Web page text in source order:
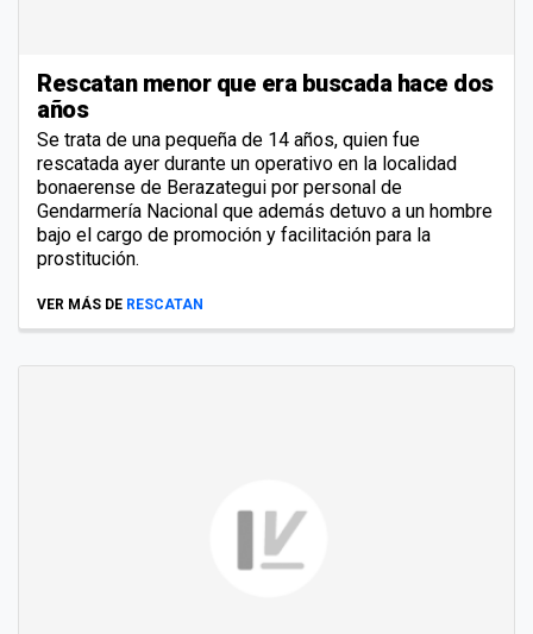
Rescatan menor que era buscada hace dos
años
Se trata de una pequeña de 14 años, quien fue
rescatada ayer durante un operativo en la localidad
bonaerense de Berazategui por personal de
Gendarmería Nacional que además detuvo a un hombre
bajo el cargo de promoción y facilitación para la
prostitución.
VER MÁS DE RESCATAN